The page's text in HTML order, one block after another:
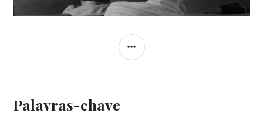
LATERAL
Palavras-chave